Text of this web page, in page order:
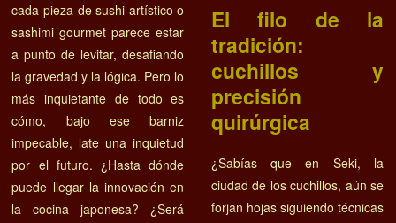
cada pieza de sushi artístico o
sashimi gourmet parece estar
a punto de levitar, desafiando
la gravedad y la lógica. Pero lo
más inquietante de todo es
cómo, bajo ese barniz
impecable, late una inquietud
por el futuro. ¿Hasta dónde
puede llegar la innovación en
la cocina japonesa? ¿Será
El filo de la
tradición:
cuchillos y
precisión
quirúrgica
¿Sabías que en Seki, la
ciudad de los cuchillos, aún se
forjan hojas siguiendo técnicas